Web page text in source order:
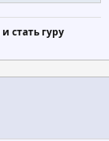
стать гуру